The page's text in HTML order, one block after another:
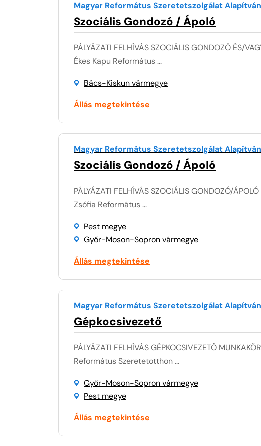
Magyar Református Szeretetszolgálat
Szociális Gondozó / Ápoló
PÁLYÁZATI FELHÍVÁS SZOCIÁLIS GONDOZÓ ÉS/
Ékes Kapu Református ...
Bács-Kiskun vármegye
Állás megtekintése
Magyar Református Szeretetszolgálat
Szociális Gondozó / Ápoló
PÁLYÁZATI FELHÍVÁS SZOCIÁLIS GONDOZÓ/
Zsófia Református ...
Pest megye
Győr-Moson-Sopron vármegye
Állás megtekintése
Magyar Református Szeretetszolgálat
Gépkocsivezető
PÁLYÁZATI FELHÍVÁS GÉPKOCSIVEZETŐ
Református Szeretetotthon ...
Győr-Moson-Sopron vármegye
Pest megye
Állás megtekintése